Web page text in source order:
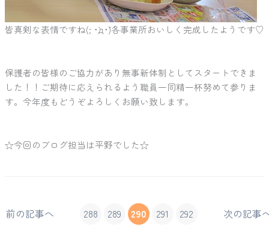
皆真剣な表情ですね(; ･`д･´)各事業所おいしく完成したようです♡
保護者の皆様のご協力があり無事新体制としてスタートできま
した！！ご期待に応えられるよう職員一同精一杯努めて参りま
す。今年度もどうぞよろしくお願い致します。
☆今回のブログ担当は平野でした☆
前の記事へ 288 289 290 291 292 次の記事